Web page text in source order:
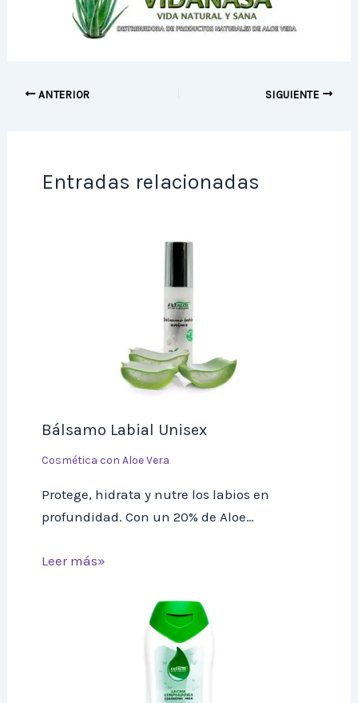
ANTERIOR SIGUIENTE
Entradas relacionadas
Bálsamo Labial Unisex
Cosmética con Aloe Vera
Protege, hidrata y nutre los labios en
profundidad. Con un 20% de Aloe…
Leer más»